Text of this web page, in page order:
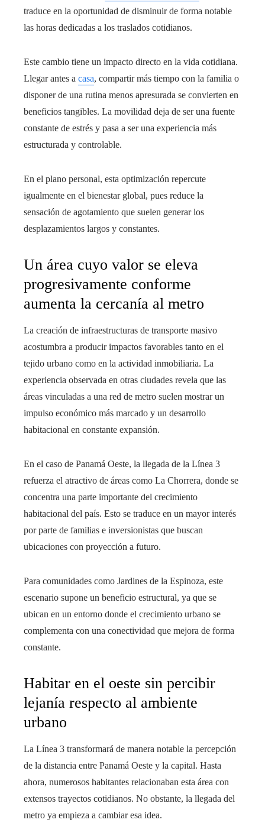
traduce en la oportunidad de disminuir de forma notable
las horas dedicadas a los traslados cotidianos.
Este cambio tiene un impacto directo en la vida cotidiana.
Llegar antes a casa, compartir más tiempo con la familia o
disponer de una rutina menos apresurada se convierten en
beneficios tangibles. La movilidad deja de ser una fuente
constante de estrés y pasa a ser una experiencia más
estructurada y controlable.
En el plano personal, esta optimización repercute
igualmente en el bienestar global, pues reduce la
sensación de agotamiento que suelen generar los
desplazamientos largos y constantes.
Un área cuyo valor se eleva
progresivamente conforme
aumenta la cercanía al metro
La creación de infraestructuras de transporte masivo
acostumbra a producir impactos favorables tanto en el
tejido urbano como en la actividad inmobiliaria. La
experiencia observada en otras ciudades revela que las
áreas vinculadas a una red de metro suelen mostrar un
impulso económico más marcado y un desarrollo
habitacional en constante expansión.
En el caso de Panamá Oeste, la llegada de la Línea 3
refuerza el atractivo de áreas como La Chorrera, donde se
concentra una parte importante del crecimiento
habitacional del país. Esto se traduce en un mayor interés
por parte de familias e inversionistas que buscan
ubicaciones con proyección a futuro.
Para comunidades como Jardines de la Espinoza, este
escenario supone un beneficio estructural, ya que se
ubican en un entorno donde el crecimiento urbano se
complementa con una conectividad que mejora de forma
constante.
Habitar en el oeste sin percibir
lejanía respecto al ambiente
urbano
La Línea 3 transformará de manera notable la percepción
de la distancia entre Panamá Oeste y la capital. Hasta
ahora, numerosos habitantes relacionaban esta área con
extensos trayectos cotidianos. No obstante, la llegada del
metro ya empieza a cambiar esa idea.